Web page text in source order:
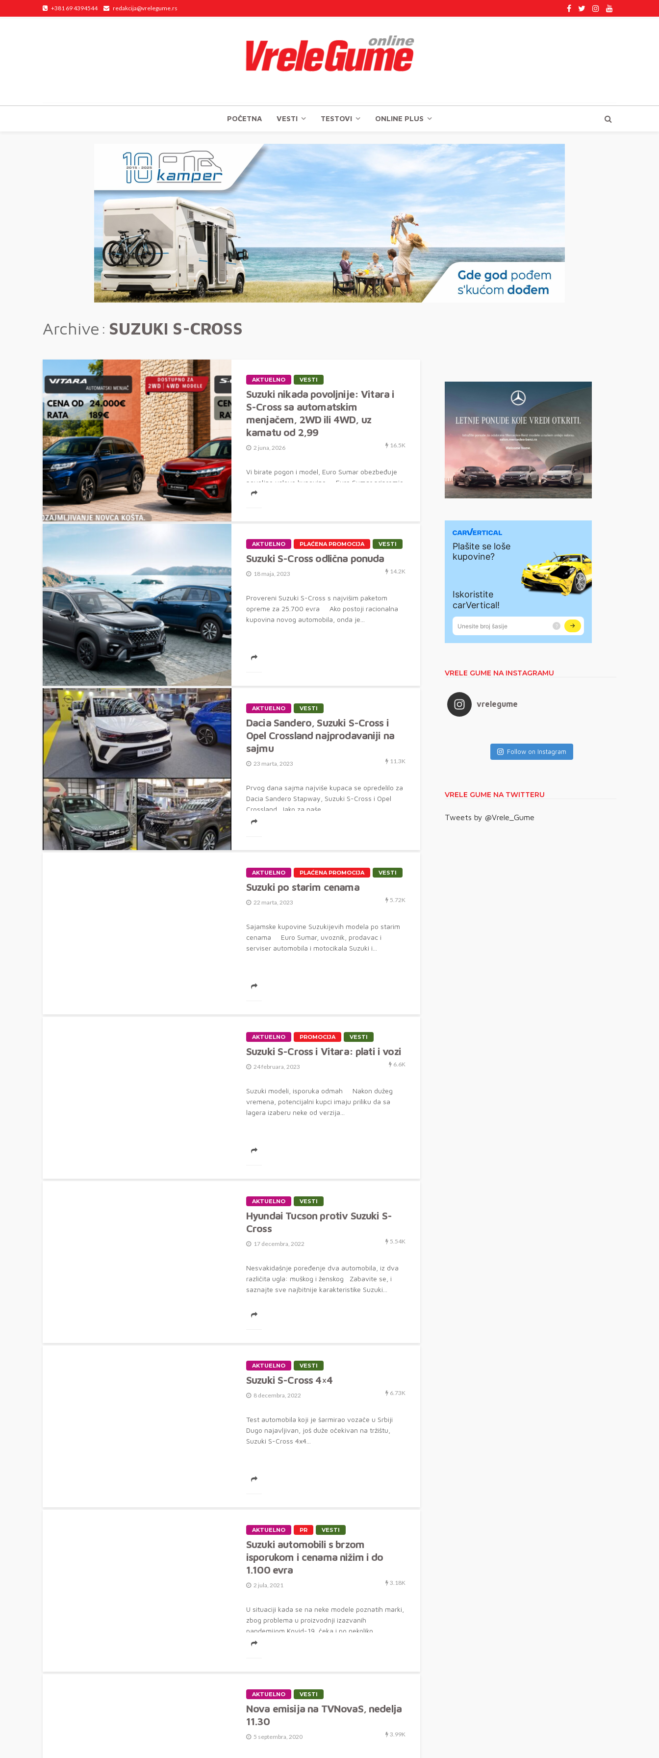
+381 69 4394544 redakcija@vrelegume.rs
POČETNA VESTI TESTOVI ONLINE PLUS
Archive SUZUKI S-CROSS
AKTUELNO VESTI
Suzuki nikada povoljnije: Vitara i
S-Cross sa automatskim
menjačem, 2WD ili 4WD, uz
kamatu od 2,99
2 juna, 2026 16.5K
Vi birate pogon i model, Euro Sumar obezbeđuje
povoljne uslove kupovine Euro Sumar pripremio
je posebne uslove Suzuki...
AKTUELNO PLAĆENA PROMOCIJA VESTI
Suzuki S-Cross odlična ponuda
18 maja, 2023 14.2K
Provereni Suzuki S-Cross s najvišim paketom
opreme za 25.700 evra Ako postoji racionalna
kupovina novog automobila, onda je...
AKTUELNO VESTI
Dacia Sandero, Suzuki S-Cross i
Opel Crossland najprodavaniji na
sajmu
23 marta, 2023 11.3K
Prvog dana sajma najviše kupaca se opredelilo za
Dacia Sandero Stapway, Suzuki S-Cross i Opel
Crossland Iako za naše...
AKTUELNO PLAĆENA PROMOCIJA VESTI
Suzuki po starim cenama
22 marta, 2023 5.72K
Sajamske kupovine Suzukijevih modela po starim
cenama Euro Sumar, uvoznik, prodavac i
serviser automobila i motocikala Suzuki i...
AKTUELNO PROMOCIJA VESTI
Suzuki S-Cross i Vitara: plati i vozi
24 februara, 2023 6.6K
Suzuki modeli, isporuka odmah Nakon dužeg
vremena, potencijalni kupci imaju priliku da sa
lagera izaberu neke od verzija...
AKTUELNO VESTI
Hyundai Tucson protiv Suzuki S-
Cross
17 decembra, 2022 5.54K
Nesvakidašnje poređenje dva automobila, iz dva
različita ugla: muškog i ženskog Zabavite se, i
saznajte sve najbitnije karakteristike Suzuki...
AKTUELNO VESTI
Suzuki S-Cross 4×4
8 decembra, 2022 6.73K
Test automobila koji je šarmirao vozače u Srbiji
Dugo najavljivan, još duže očekivan na tržištu,
Suzuki S-Cross 4x4...
AKTUELNO PR VESTI
Suzuki automobili s brzom
isporukom i cenama nižim i do
1.100 evra
2 jula, 2021 3.18K
U situaciji kada se na neke modele poznatih marki,
zbog problema u proizvodnji izazvanih
pandemijom Kovid-19, čeka i po nekoliko...
AKTUELNO VESTI
Nova emisija na TVNovaS, nedelja
11.30
5 septembra, 2020 3.99K
VRELE GUME NA INSTAGRAMU
vrelegume
Follow on Instagram
VRELE GUME NA TWITTERU
Tweets by @Vrele_Gume